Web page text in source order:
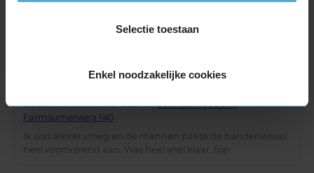
Selectie toestaan
Enkel noodzakelijke cookies
Datum: 18 november 2025 bij365 Appingedam,
Farmsumerweg 140
Ik was lekker vroeg en de mannen pakte de bandenwissel
heel voortvarend aan. Was heel snel klaar, top.